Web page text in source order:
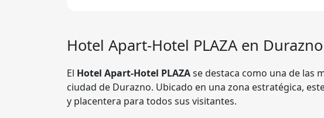
Hotel Apart-Hotel PLAZAen Durazno
El Hotel Apart-Hotel PLAZAse destaca como una de las
ciudad de Durazno. Ubicado en una zona estratégica,
y placentera para todos sus visitantes.